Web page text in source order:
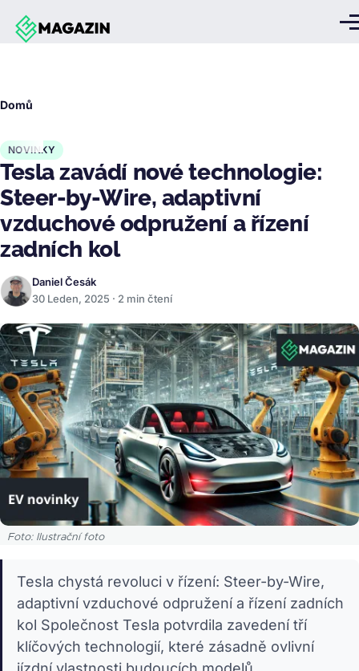
Přejít k hlavnímu obsahu
Domů
NOVINKY
Tesla zavádí nové technologie:
Steer-by-Wire, adaptivní
vzduchové odpružení a řízení
zadních kol
Daniel Česák
30 Leden, 2025 · 2 min čtení
Foto: Ilustrační foto
Tesla chystá revoluci v řízení: Steer-by-Wire,
adaptivní vzduchové odpružení a řízení zadních
kol Společnost Tesla potvrdila zavedení tří
klíčových technologií, které zásadně ovlivní